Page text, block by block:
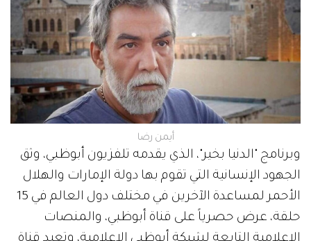
أيمن رضا
وبرنامج "الدنيا بخير"، الذي يقدمه تلفزيون أبوظبي، وثق
الجهود الإنسانية التي تقوم بها دولة الإمارات والهلال
الأحمر لمساعدة الآخرين في مختلف دول العالم في 15
حلقة، عرض حصرياً على قناة أبوظبي، والمنصات